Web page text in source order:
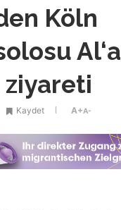
Köln
Al‘a
ziyareti
Kaydet A+A-